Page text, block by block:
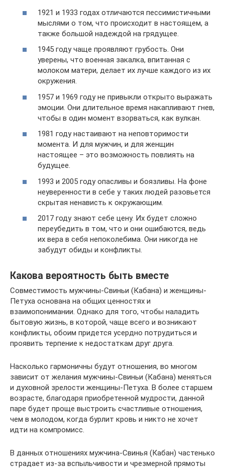
1921 и 1933 годах отличаются пессимистичными
мыслями о том, что происходит в настоящем, а
также большой надеждой на грядущее.
1945 году чаще проявляют грубость. Они
уверены, что военная закалка, впитанная с
молоком матери, делает их лучше каждого из их
окружения.
1957 и 1969 году не привыкли открыто выражать
эмоции. Они длительное время накапливают гнев,
чтобы в один момент взорваться, как вулкан.
1981 году настаивают на неповторимости
момента. И для мужчин, и для женщин
настоящее – это возможность повлиять на
будущее.
1993 и 2005 году опасливы и боязливы. На фоне
неуверенности в себе у таких людей разовьется
скрытая ненависть к окружающим.
2017 году знают себе цену. Их будет сложно
переубедить в том, что и они ошибаются, ведь
их вера в себя непоколебима. Они никогда не
забудут обиды и конфликты.
Какова вероятность быть вместе
Совместимость мужчины-Свиньи (Кабана) и женщины-
Петуха основана на общих ценностях и
взаимопонимании. Однако для того, чтобы наладить
бытовую жизнь, в которой, чаще всего и возникают
конфликты, обоим придется усердно потрудиться и
проявить терпение к недостаткам друг друга.
Насколько гармоничны будут отношения, во многом
зависит от желания мужчины-Свиньи (Кабана) меняться
и духовной зрелости женщины-Петуха. В более старшем
возрасте, благодаря приобретенной мудрости, данной
паре будет проще выстроить счастливые отношения,
чем в молодом, когда бурлит кровь и никто не хочет
идти на компромисс.
В данных отношениях мужчина-Свинья (Кабан) частенько
страдает из-за вспыльчивости и чрезмерной прямоты